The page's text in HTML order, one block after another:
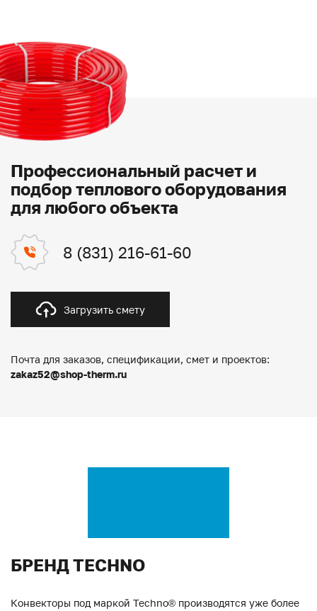
Профессиональный расчет и
подбор теплового оборудования
для любого объекта
8 (831) 216-61-60
Загрузить смету
Почта для заказов, спецификации, смет и проектов:
zakaz52@shop-therm.ru
БРЕНД TECHNO
Конвекторы под маркой Techno® производятся уже более